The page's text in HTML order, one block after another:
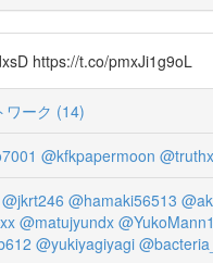
https://t.co/pmxJi1g9oL
ワーク (14)
@kfkpapermoon
@jkrt246 @hamaki56513
@matujyundx
@yukiyagiyagi